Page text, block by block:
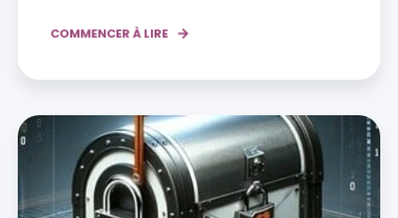
COMMENCER À LIRE